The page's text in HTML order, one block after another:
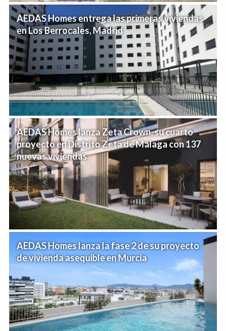
AEDAS Homes entrega las primeras viviendas
en Los Berrocales, Madrid
AEDAS Homes lanza Zeta Crown, su cuarto
proyecto en Distrito Zeta de Málaga con 137
nuevas viviendas
AEDAS Homes lanza la fase 2 de su proyecto
de vivienda asequible en Murcia